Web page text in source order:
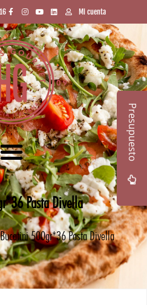
Mi cuenta
Pasta Divella
500gr*36 Pasta Divella
Presupuesto